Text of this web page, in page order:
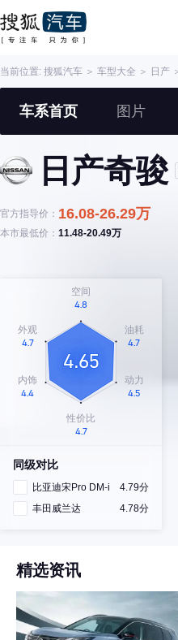
当前位置: 搜狐汽车 ＞ 车型大全 ＞ 日产
车系首页 图片
日产奇骏
官方指导价： 16.08-26.29万
本市最低价： 11.48-20.49万
同级对比
比亚迪宋Pro DM-i
4.79分
丰田威兰达
4.78分
精选资讯